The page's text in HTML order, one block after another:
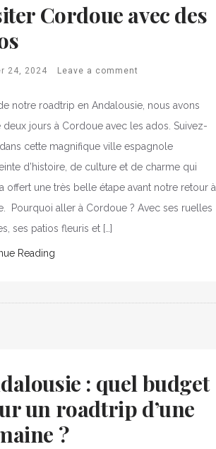
Cordoue avec des
24, 2024 Leave a comment
notre roadtrip en Andalousie, nous avons
deux jours à Cordoue avec les ados. Suivez-
cette magnifique ville espagnole
d’histoire, de culture et de charme qui
offert une très belle étape avant notre retour à
Pourquoi aller à Cordoue ? Avec ses ruelles
ses patios fleuris et […]
Reading
: quel budget
un roadtrip d’une
?